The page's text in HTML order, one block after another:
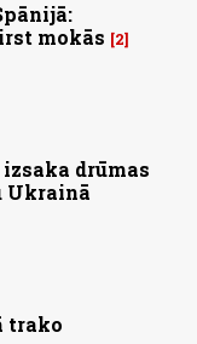
mokās
2
drūmas
Ukrainā
trako